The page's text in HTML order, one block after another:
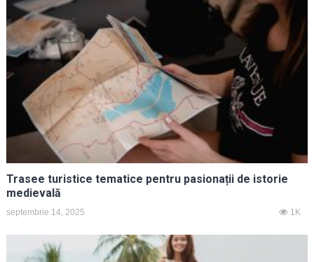
Trasee turistice tematice pentru pasionații de istorie
medievală
septembrie 14, 2025 1K